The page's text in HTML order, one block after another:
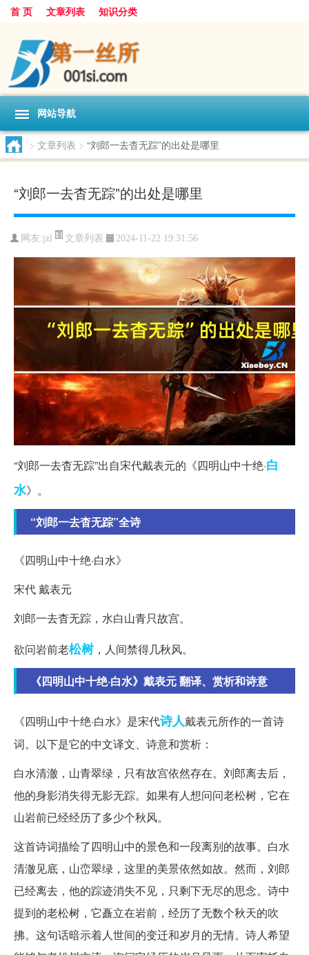
首 页 文章列表 知识分类
网站导航
> 文章列表 > “刘郎一去杳无踪”的出处是哪里
“刘郎一去杳无踪”的出处是哪里
网友:jzl 文章列表 2024-11-22 19:31:56
“刘郎一去杳无踪”出自宋代戴表元的《四明山中十绝·白
水》。
“刘郎一去杳无踪”全诗
《四明山中十绝·白水》
宋代 戴表元
刘郎一去杳无踪，水白山青只故宫。
欲问岩前老松树，人间禁得几秋风。
《四明山中十绝·白水》戴表元 翻译、赏析和诗意
《四明山中十绝·白水》是宋代诗人戴表元所作的一首诗
词。以下是它的中文译文、诗意和赏析：
白水清澈，山青翠绿，只有故宫依然存在。刘郎离去后，
他的身影消失得无影无踪。如果有人想问问老松树，它在
山岩前已经经历了多少个秋风。
这首诗词描绘了四明山中的景色和一段离别的故事。白水
清澈见底，山峦翠绿，这里的美景依然如故。然而，刘郎
已经离去，他的踪迹消失不见，只剩下无尽的思念。诗中
提到的老松树，它矗立在岩前，经历了无数个秋天的吹
拂。这句话暗示着人世间的变迁和岁月的无情。诗人希望